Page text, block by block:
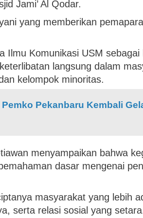
Jami’ Al Qodar.
yang memberikan
Ilmu Komunikasi USM sebagai
langsung dalam
kelompok minoritas.
Pekanbaru Kembali
menyampaikan bahwa
dasar mengenai
masyarakat yang lebih
serta relasi sosial yang